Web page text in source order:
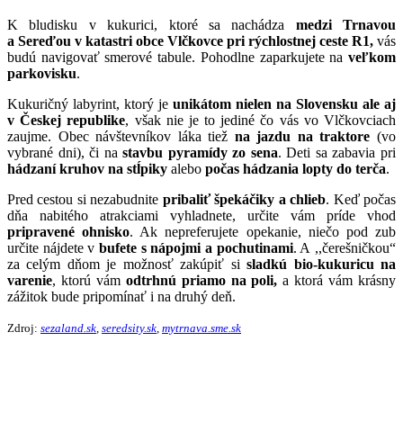
K bludisku v kukurici, ktoré sa nachádza medzi Trnavou
a Sereďou v katastri obce Vlčkovce pri rýchlostnej ceste R1, vás
budú navigovať smerové tabule. Pohodlne zaparkujete na veľkom
parkovisku.
Kukuričný labyrint, ktorý je unikátom nielen na Slovensku ale aj
v Českej republike, však nie je to jediné čo vás vo Vlčkovciach
zaujme. Obec návštevníkov láka tiež na jazdu na traktore(vo
vybrané dni), či na stavbu pyramídy zo sena. Deti sa zabavia pri
hádzaní kruhov na stĺpiky alebo počas hádzania lopty do terča.
Pred cestou si nezabudnite pribaliť špekáčiky a chlieb. Keď počas
dňa nabitého atrakciami vyhladnete, určite vám príde vhod
pripravené ohnisko. Ak nepreferujete opekanie, niečo pod zub
určite nájdete v bufete s nápojmi a pochutinami. A ,,čerešničkou“
za celým dňom je možnosť zakúpiť sisladkú bio-kukuricu na
varenie, ktorú vám odtrhnú priamo na poli, a ktorá vám krásny
zážitok bude pripomínať i na druhý deň.
Zdroj: sezaland.sk seredsity.sk mytrnava.sme.sk